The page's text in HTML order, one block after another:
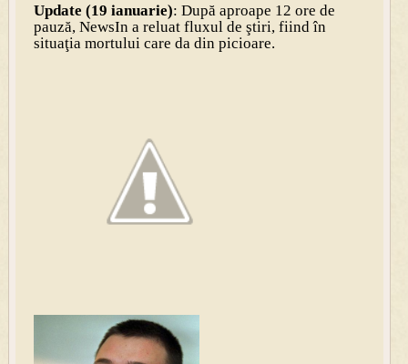
Update (19 ianuarie): După aproape 12 ore de
pauză, NewsIn a reluat fluxul de ştiri, fiind în
situaţia mortului care da din picioare.